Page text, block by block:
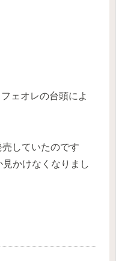
ェオレの台頭によ
していたのです
かけなくなりまし